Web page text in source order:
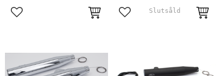
Lägg till i favoriter Lägg till i favoriter